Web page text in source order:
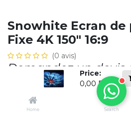
Price:
0,00 DH
Home Search
Snowhite Ecran
Fixe 4K 150" 16:9
(0 avis)
Demandez un
Ajouter à la li​ste de souhaits